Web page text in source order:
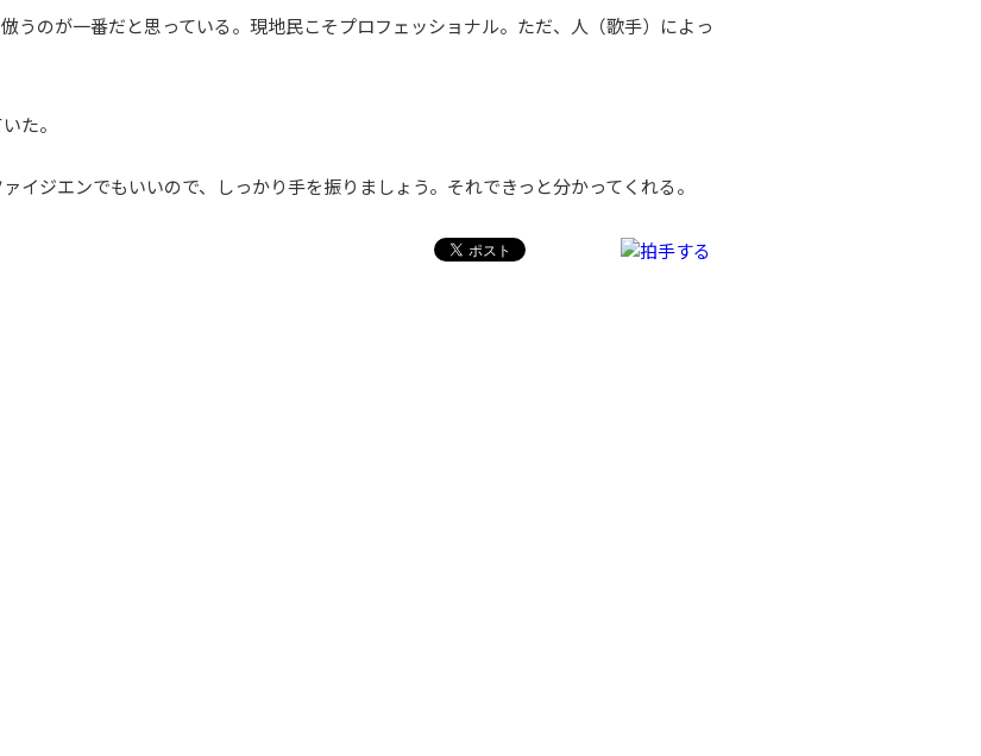
うのが一番だと思っている。現地民こそプロフェッショナル。ただ、人（歌手）によっ
た。
イジエンでもいいので、しっかり手を振りましょう。それできっと分かってくれる。